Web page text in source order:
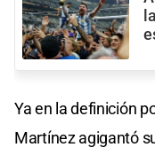
Ya en la definición
Martínez agigantó